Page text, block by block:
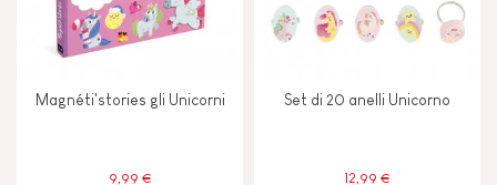
Magnéti'stories gli Unicorni
9,99 €
Set di 20 anelli Unicorno
12,99 €